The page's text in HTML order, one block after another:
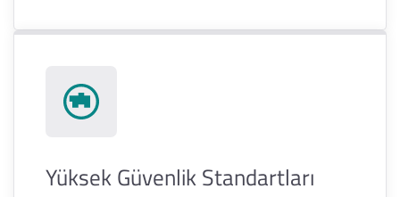
Yüksek Güvenlik Standartları